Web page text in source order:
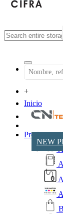
+
Inicio
NEW
Productos